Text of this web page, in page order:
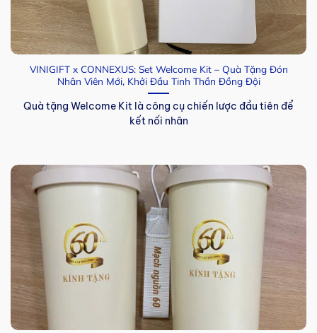
VINIGIFT x CONNEXUS: Set Welcome Kit – Quà Tặng Đón
Nhân Viên Mới, Khởi Đầu Tinh Thần Đồng Đội
Quà tặng Welcome Kit là công cụ chiến lược đầu tiên để
kết nối nhân